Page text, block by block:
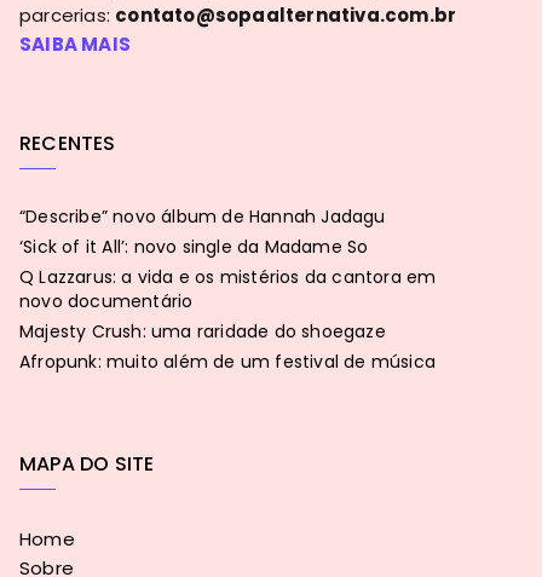
parcerias: contato@sopaalternativa.com.br
SAIBA MAIS
RECENTES
“Describe” novo álbum de Hannah Jadagu
‘Sick of it All’: novo single da Madame So
Q Lazzarus: a vida e os mistérios da cantora em
novo documentário
Majesty Crush: uma raridade do shoegaze
Afropunk: muito além de um festival de música
MAPA DO SITE
Home
Sobre